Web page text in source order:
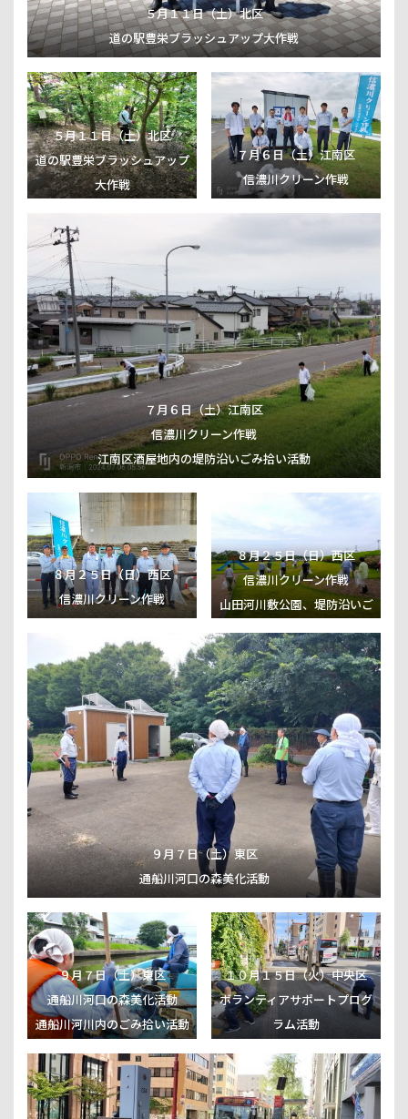
５月１１日（土）北区
道の駅豊栄ブラッシュアップ大作戦
５月１１日（土）北区
道の駅豊栄ブラッシュアップ
大作戦
７月６日（土）江南区
信濃川クリーン作戦
７月６日（土）江南区
信濃川クリーン作戦
江南区酒屋地内の堤防沿いごみ拾い活動
８月２５日（日）西区
信濃川クリーン作戦
８月２５日（日）西区
信濃川クリーン作戦
山田河川敷公園、堤防沿いご
み拾い活動
９月７日（土）東区
通船川河口の森美化活動
９月７日（土）東区
通船川河口の森美化活動
通船川河川内のごみ拾い活動
１０月１５日（火）中央区
ボランティアサポートプログ
ラム活動